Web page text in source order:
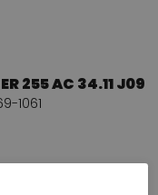
255 AC 34.11 J09
1061